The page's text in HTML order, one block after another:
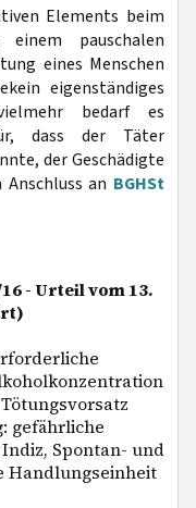
Elements beim
einem pauschalen
eines Menschen
eigenständiges
bedarf es
dass der Täter
der Geschädigte
an BGHSt
16 - Urteil vom 13.
gefährliche
Spontan- und
Handlungseinheit